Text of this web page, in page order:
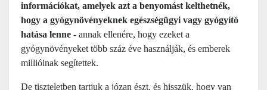
információkat, amelyek azt a benyomást kelthetnék,
hogy a gyógynövényeknek egészségügyi vagy gyógyító
hatása lenne - annak ellenére, hogy ezeket a
gyógynövényeket több száz éve használják, és emberek
millióinak segítettek.
De tiszteletben tartjuk a józan észt, és hisszük, hogy van